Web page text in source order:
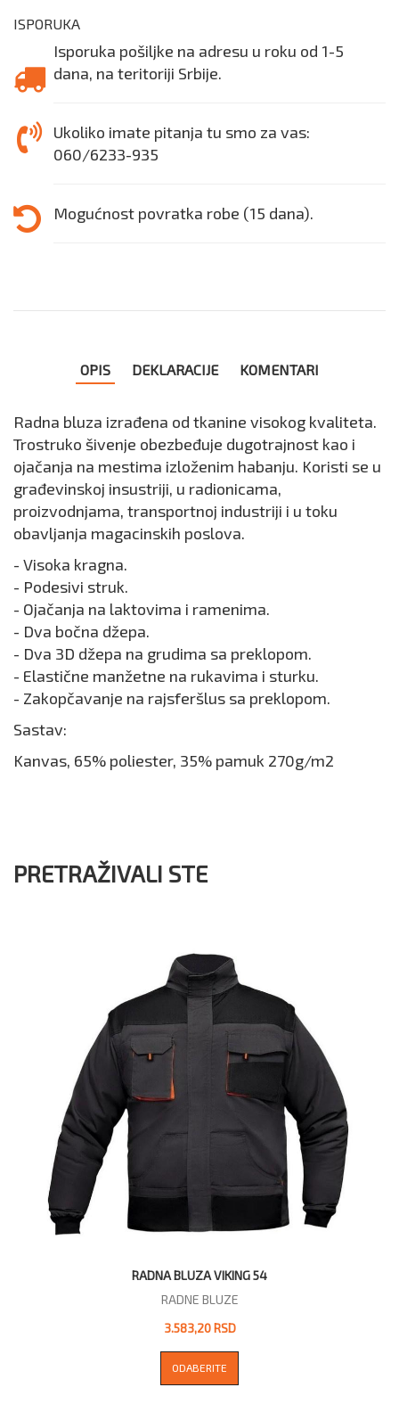
ISPORUKA
Isporuka pošiljke na adresu u roku od 1-5
dana, na teritoriji Srbije.
Ukoliko imate pitanja tu smo za vas:
060/6233-935
Mogućnost povratka robe (15 dana).
OPIS DEKLARACIJE KOMENTARI
Radna bluza izrađena od tkanine visokog kvaliteta.
Trostruko šivenje obezbeđuje dugotrajnost kao i
ojačanja na mestima izloženim habanju. Koristi se u
građevinskoj insustriji, u radionicama,
proizvodnjama, transportnoj industriji i u toku
obavljanja magacinskih poslova.
- Visoka kragna.
- Podesivi struk.
- Ojačanja na laktovima i ramenima.
- Dva bočna džepa.
- Dva 3D džepa na grudima sa preklopom.
- Elastične manžetne na rukavima i sturku.
- Zakopčavanje na rajsferšlus sa preklopom.
Sastav:
Kanvas, 65% poliester, 35% pamuk 270g/m2
PRETRAŽIVALI STE
RADNA BLUZA VIKING 54
RADNE BLUZE
3.583,20 RSD
ODABERITE